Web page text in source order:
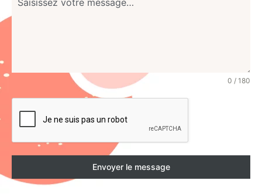
0 / 180
Envoyer le message